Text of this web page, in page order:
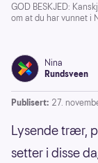
GOD BESKJED:
om at du har vunnet i
Nina
Rundsveen
Publisert: 27.
Lysende trær,
setter i disse